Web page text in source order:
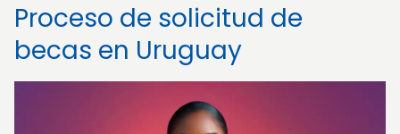
Proceso de solicitud de
becas en Uruguay